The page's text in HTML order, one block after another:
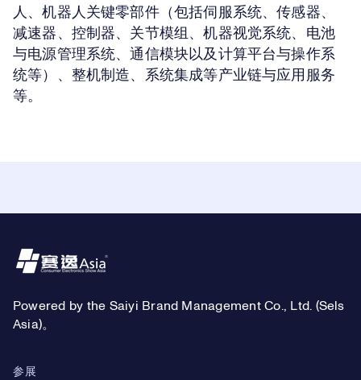
人、机器人关键零部件（包括伺服系统、传感器、
减速器、控制器、关节模组、机器视觉系统、电池
与电源管理系统、通信模块以及计算平台与操作系
统等）、整机制造、系统集成等产业链与应用服务
等。
Footer
Powered by the Saiyi Brand Management Co., Ltd. (Sels
Asia)。
参展